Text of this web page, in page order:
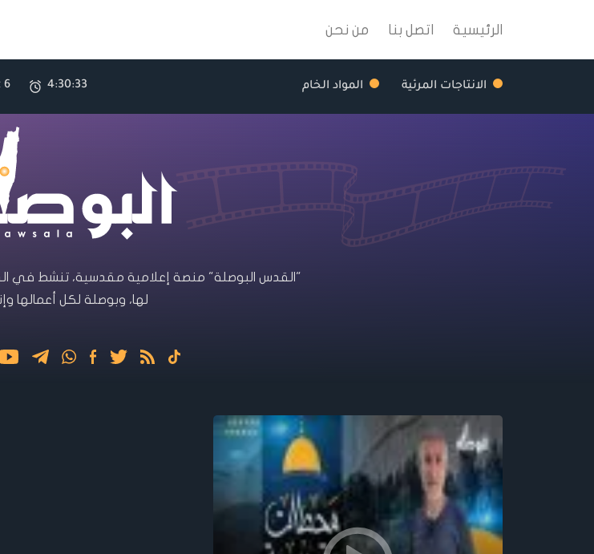
الرئيسية اتصل بنا من نحن
الانتاجات المرئية المواد الخام 4:30:33
,
"القدس البوصلة" منصة إعلامية مقدسية، تنشط في
لها، وبوصلة لكل أعمالها